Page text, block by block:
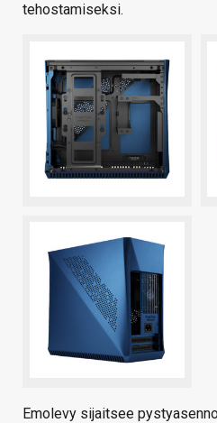
tehostamiseksi.
Emolevy sijaitsee